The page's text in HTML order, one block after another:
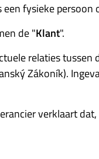
een fysieke persoon
de "Klant".
relaties tussen
Zákoník).
verklaart